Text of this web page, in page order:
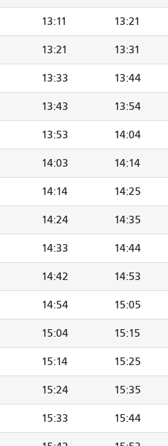
13:11 13:21
13:21 13:31
13:33 13:44
13:43 13:54
13:53 14:04
14:03 14:14
14:14 14:25
14:24 14:35
14:33 14:44
14:42 14:53
14:54 15:05
15:04 15:15
15:14 15:25
15:24 15:35
15:33 15:44